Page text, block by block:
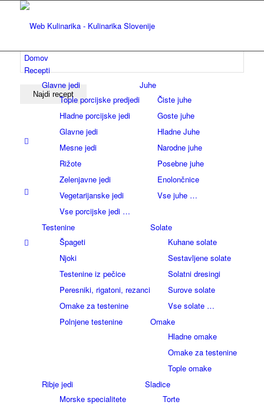
Domov
Recepti
Glavne jedi
Tople porcijske predjedi
Hladne porcijske jedi
Glavne jedi
Mesne jedi
Rižote
Zelenjavne jedi
Vegetarijanske jedi
Vse porcijske jedi …
Juhe
Čiste juhe
Goste juhe
Hladne Juhe
Narodne juhe
Posebne juhe
Enolončnice
Vse juhe …
Testenine
Špageti
Njoki
Testenine iz pečice
Peresniki, rigatoni, rezanci
Omake za testenine
Polnjene testenine
Solate
Kuhane solate
Sestavljene solate
Solatni dresingi
Surove solate
Vse solate …
Omake
Hladne omake
Omake za testenine
Tople omake
Ribje jedi
Morske specialitete
Sladice
Torte